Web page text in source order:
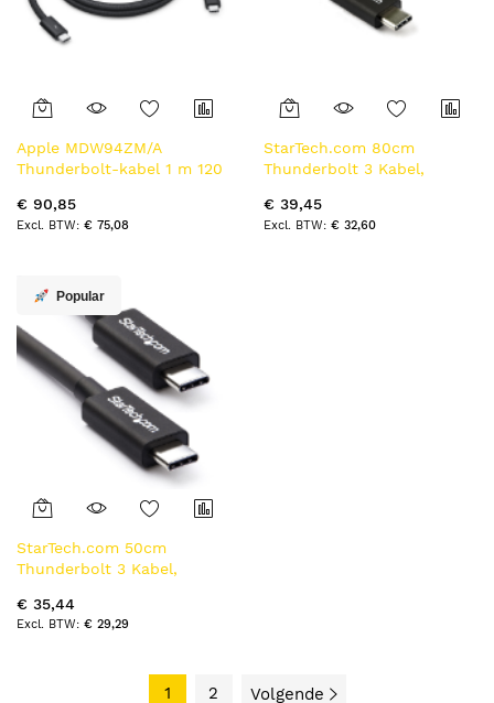
Apple MDW94ZM/A
Thunderbolt-kabel 1 m 120
€ 90,85
€ 75,08
StarTech.com 80cm
Thunderbolt 3 Kabel,
Thunderbolt Gecertificeerd,
Thunderbolt 4/USB
€ 39,45
€ 32,60
Popular
StarTech.com 50cm
Thunderbolt 3 Kabel,
Thunderbolt Gecertificeerd,
Thunderbolt 4/USB
€ 35,44
€ 29,29
1 2 Volgende